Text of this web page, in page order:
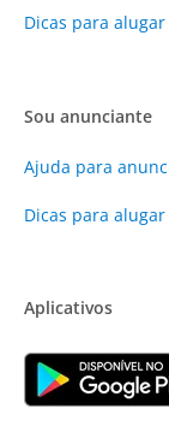
Dicas para
Sou anunciante
Ajuda para
Dicas para
Aplicativos